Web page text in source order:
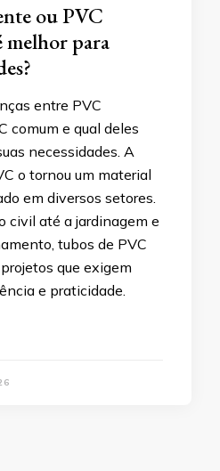
ou PVC
melhor para
entre PVC
comum e qual deles
necessidades. A
o tornou um material
em diversos setores.
civil até a jardinagem e
tubos de PVC
que exigem
e praticidade.